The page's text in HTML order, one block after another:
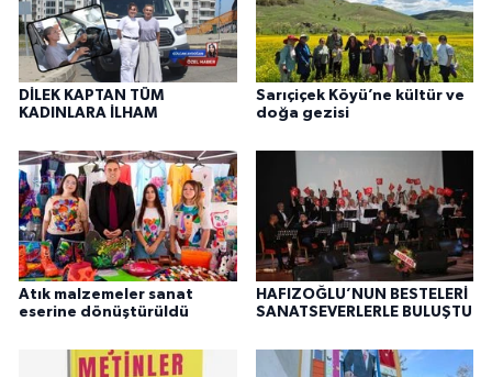
DİLEK KAPTAN TÜM
KADINLARA İLHAM
Sarıçiçek Köyü’ne kültür ve
doğa gezisi
Atık malzemeler sanat
eserine dönüştürüldü
HAFIZOĞLU’NUN BESTELERİ
SANATSEVERLERLE BULUŞTU